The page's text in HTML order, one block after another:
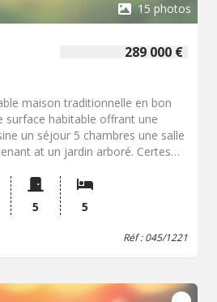
15 photos
289 000 €
maison traditionnelle en bon
surface habitable offrant une
un séjour 5 chambres une salle
at un jardin arboré. Certes
(peuvent être fait dans
vous serez séduits par sa
les commodités écoles collège
5 5
Réf : 045/1221